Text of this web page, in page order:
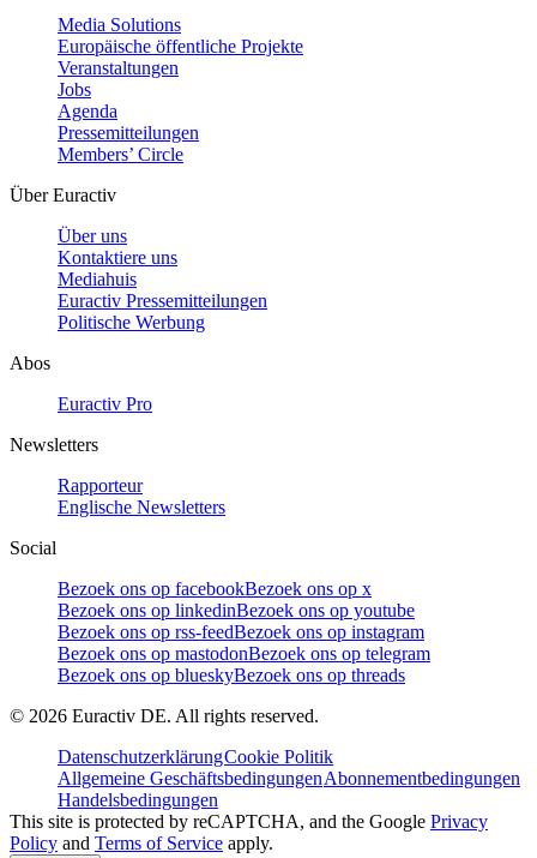
Media Solutions
Europäische öffentliche Projekte
Veranstaltungen
Jobs
Agenda
Pressemitteilungen
Members’ Circle
Über Euractiv
Über uns
Kontaktiere uns
Mediahuis
Euractiv Pressemitteilungen
Politische Werbung
Abos
Euractiv Pro
Newsletters
Rapporteur
Englische Newsletters
Social
Bezoek ons op facebookBezoek ons op x
Bezoek ons op linkedinBezoek ons op youtube
Bezoek ons op rss-feedBezoek ons op instagram
Bezoek ons op mastodonBezoek ons op telegram
Bezoek ons op blueskyBezoek ons op threads
© 2026 Euractiv DE. All rights reserved.
DatenschutzerklärungCookie Politik
Allgemeine GeschäftsbedingungenAbonnementbedingungen
Handelsbedingungen
This site is protected by reCAPTCHA, and the Google Privacy
Policy and Terms of Service apply.